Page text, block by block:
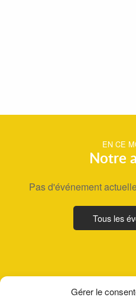
Gérer le
EN CE
Notre
Pas d'événement
Tous les